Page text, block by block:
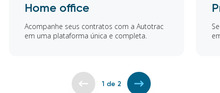
Home office
Acompanhe seus contratos com a Autotrac
em uma plataforma única e completa.
1 de 2